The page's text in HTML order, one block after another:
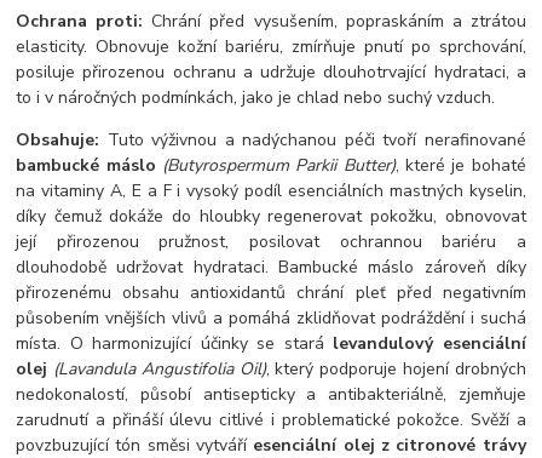
Ochrana proti: Chrání před vysušením, popraskáním a ztrátou
elasticity. Obnovuje kožní bariéru, zmírňuje pnutí po sprchování,
posiluje přirozenou ochranu a udržuje dlouhotrvající hydrataci, a
to i v náročných podmínkách, jako je chlad nebo suchý vzduch.
Obsahuje: Tuto výživnou a nadýchanou péči tvoří nerafinované
bambucké máslo (Butyrospermum Parkii Butter), které je bohaté
na vitaminy A, E a F i vysoký podíl esenciálních mastných kyselin,
díky čemuž dokáže do hloubky regenerovat pokožku, obnovovat
její přirozenou pružnost, posilovat ochrannou bariéru a
dlouhodobě udržovat hydrataci. Bambucké máslo zároveň díky
přirozenému obsahu antioxidantů chrání pleť před negativním
působením vnějších vlivů a pomáhá zklidňovat podráždění i suchá
místa. O harmonizující účinky se stará levandulový esenciální
olej (Lavandula Angustifolia Oil), který podporuje hojení drobných
nedokonalostí, působí antisepticky a antibakteriálně, zjemňuje
zarudnutí a přináší úlevu citlivé i problematické pokožce. Svěží a
povzbuzující tón směsi vytváří esenciální olej z citronové trávy